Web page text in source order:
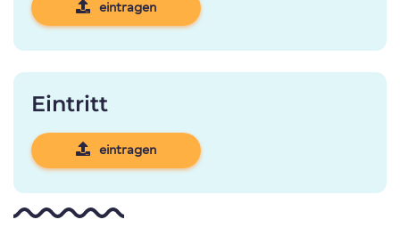
eintragen
Eintritt
eintragen